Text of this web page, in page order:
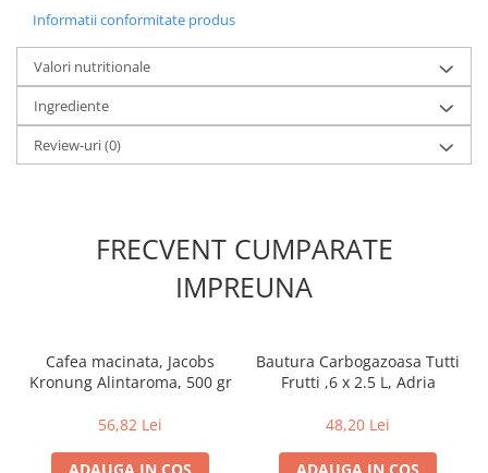
Informatii conformitate produs
Valori nutritionale
Ingrediente
Review-uri(0)
FRECVENT CUMPARATE
IMPREUNA
Cafea macinata, Jacobs
Kronung Alintaroma, 500 gr
56,82 Lei
Bautura Carbogazoasa Tutti
Frutti ,6 x 2.5 L, Adria
48,20 Lei